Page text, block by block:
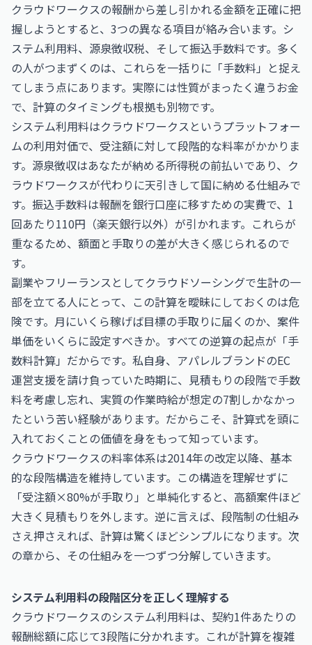
クラウドワークスの報酬から差し引かれる金額を正確に把
握しようとすると、3つの異なる項目が絡み合います。シ
ステム利用料、源泉徴収税、そして振込手数料です。多く
の人がつまずくのは、これらを一括りに「手数料」と捉え
てしまう点にあります。実際には性質がまったく違うお金
で、計算のタイミングも根拠も別物です。
システム利用料はクラウドワークスというプラットフォー
ムの利用対価で、受注額に対して段階的な料率がかかりま
す。源泉徴収はあなたが納める所得税の前払いであり、ク
ラウドワークスが代わりに天引きして国に納める仕組みで
す。振込手数料は報酬を銀行口座に移すための実費で、1
回あたり110円（楽天銀行以外）が引かれます。これらが
重なるため、額面と手取りの差が大きく感じられるので
す。
副業やフリーランスとしてクラウドソーシングで生計の一
部を立てる人にとって、この計算を曖昧にしておくのは危
険です。月にいくら稼げば目標の手取りに届くのか、案件
単価をいくらに設定すべきか。すべての逆算の起点が「手
数料計算」だからです。私自身、アパレルブランドのEC
運営支援を請け負っていた時期に、見積もりの段階で手数
料を考慮し忘れ、実質の作業時給が想定の7割しかなかっ
たという苦い経験があります。だからこそ、計算式を頭に
入れておくことの価値を身をもって知っています。
クラウドワークスの料率体系は2014年の改定以降、基本
的な段階構造を維持しています。この構造を理解せずに
「受注額×80%が手取り」と単純化すると、高額案件ほど
大きく見積もりを外します。逆に言えば、段階制の仕組み
さえ押さえれば、計算は驚くほどシンプルになります。次
の章から、その仕組みを一つずつ分解していきます。
システム利用料の段階区分を正しく理解する
クラウドワークスのシステム利用料は、契約1件あたりの
報酬総額に応じて3段階に分かれます。これが計算を複雑